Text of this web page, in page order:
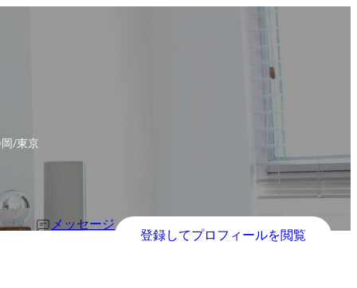
/東京
メッセージ
登録してプロフィールを閲覧